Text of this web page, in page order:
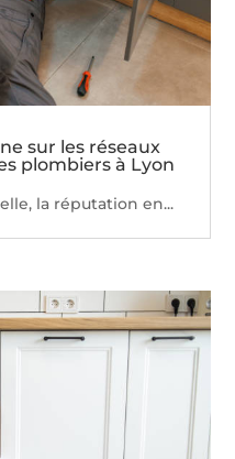
sur les réseaux
plombiers à Lyon
la réputation en...